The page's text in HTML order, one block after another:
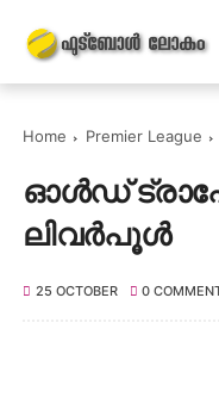
Home Premier League
ഓൾഡ്
ലിവർപൂൾ
25 OCTOBER 0